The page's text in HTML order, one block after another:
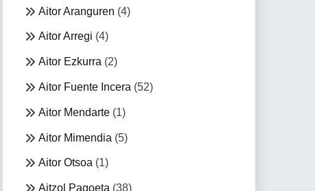
Aitor Aranguren (4)
Aitor Arregi (4)
Aitor Ezkurra (2)
Aitor Fuente Incera (52)
Aitor Mendarte(1)
Aitor Mimendia (5)
Aitor Otsoa (1)
Aitzol Pagoeta (38)